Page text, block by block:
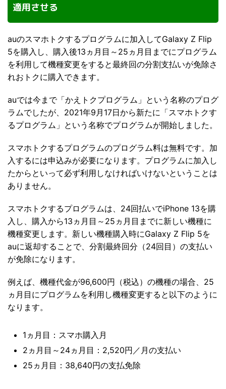
適用させる
auのスマホトクするプログラムに加入してGalaxy Z Flip
5を購入し、購入後13ヵ月目～25ヵ月目までにプログラム
を利用して機種変更をすると最終回の分割支払いが免除さ
れおトクに購入できます。
auでは今まで「かえトクプログラム」という名称のプログ
ラムでしたが、2021年9月17日から新たに「スマホトクす
るプログラム」という名称でプログラムが開始しました。
スマホトクするプログラムのプログラム料は無料です。加
入するには申込みが必要になります。プログラムに加入し
たからといって必ず利用しなければいけないということは
ありません。
スマホトクするプログラムは、24回払いでiPhone 13を購
入し、購入から13ヵ月目～25ヵ月目までに新しい機種に
機種変更します。新しい機種購入時にGalaxy Z Flip 5を
auに返却することで、分割最終回分（24回目）の支払い
が免除になります。
例えば、機種代金が96,600円（税込）の機種の場合、25
ヵ月目にプログラムを利用し機種変更すると以下のように
なります。
1ヵ月目：スマホ購入月
2ヵ月目～24ヵ月目：2,520円／月の支払い
25ヵ月目：38,640円の支払免除